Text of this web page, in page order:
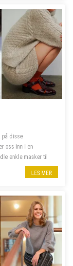
på disse
oss inn i en
enkle masker til
våre pinner
LES MER